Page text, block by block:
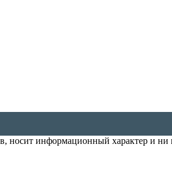
носит информационный характер и ни